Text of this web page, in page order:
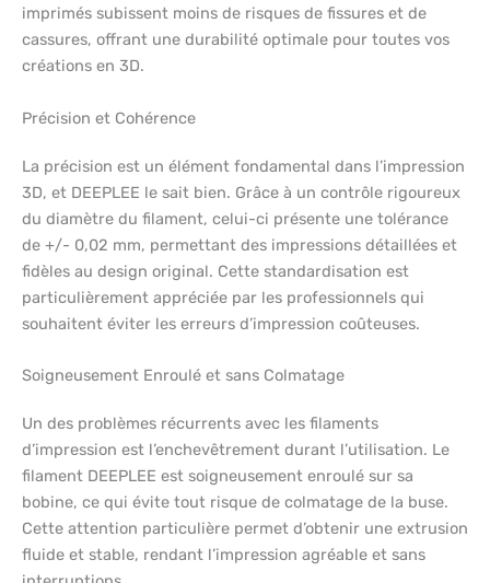
imprimés subissent moins de risques de fissures et de
cassures, offrant une durabilité optimale pour toutes vos
créations en 3D.
Précision et Cohérence
La précision est un élément fondamental dans l’impression
3D, et DEEPLEE le sait bien. Grâce à un contrôle rigoureux
du diamètre du filament, celui-ci présente une tolérance
de +/- 0,02 mm, permettant des impressions détaillées et
fidèles au design original. Cette standardisation est
particulièrement appréciée par les professionnels qui
souhaitent éviter les erreurs d’impression coûteuses.
Soigneusement Enroulé et sans Colmatage
Un des problèmes récurrents avec les filaments
d’impression est l’enchevêtrement durant l’utilisation. Le
filament DEEPLEE est soigneusement enroulé sur sa
bobine, ce qui évite tout risque de colmatage de la buse.
Cette attention particulière permet d’obtenir une extrusion
fluide et stable, rendant l’impression agréable et sans